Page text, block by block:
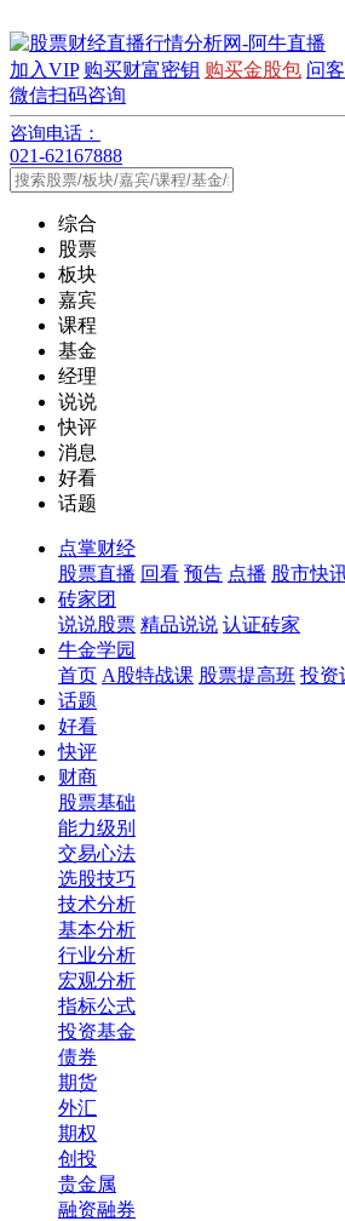
加入VIP 购买财富密钥 购买金股包 问
微信扫码咨询
咨询电话：
021-62167888
综合
股票
板块
嘉宾
课程
基金
经理
说说
快评
消息
好看
话题
点掌财经
股票直播 回看 预告 点播 股市快
砖家团
说说股票 精品说说 认证砖家
牛金学园
首页 A股特战课 股票提高班 投资
话题
好看
快评
财商
股票基础
能力级别
交易心法
选股技巧
技术分析
基本分析
行业分析
宏观分析
指标公式
投资基金
债券
期货
外汇
期权
创投
贵金属
融资融券